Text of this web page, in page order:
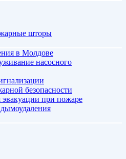
шторы
в Молдове
насосного
безопасности
при пожаре